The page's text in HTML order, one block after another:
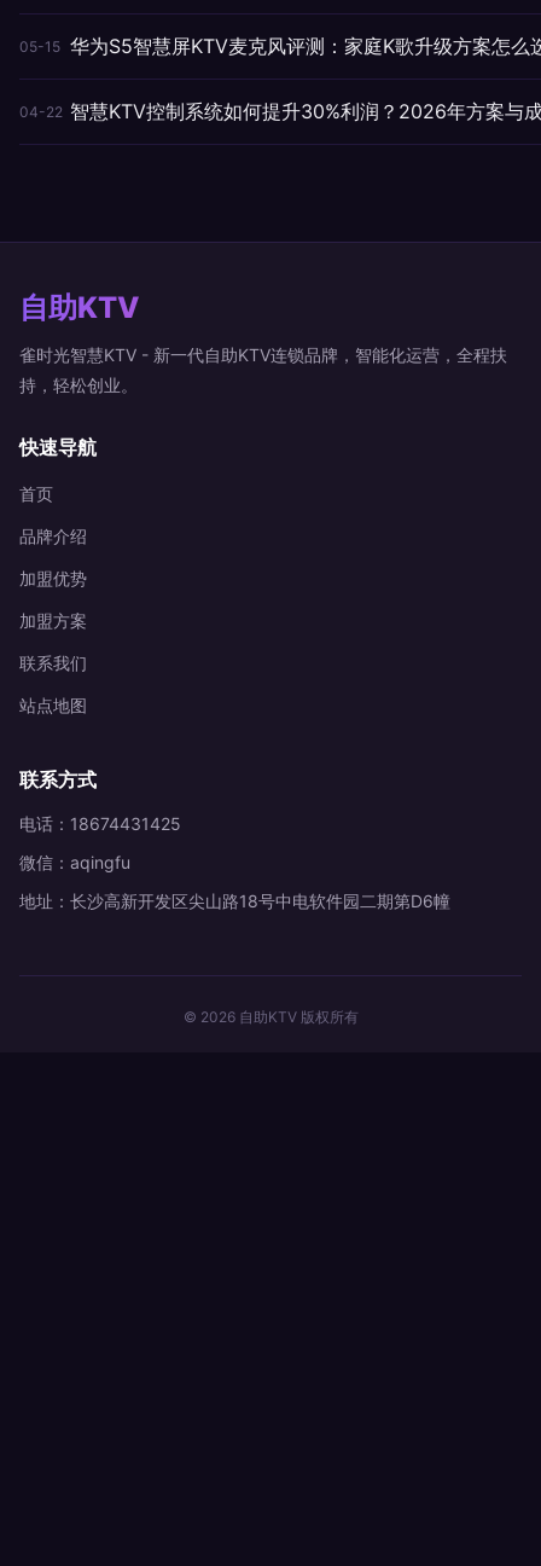
05-15 华为S5智慧屏KTV麦克风评测：家庭K歌升级方案怎么
04-22 智慧KTV控制系统如何提升30%利润？2026年方案与
自助KTV
雀时光智慧KTV - 新一代自助KTV连锁品牌，智能化运营，全程扶
持，轻松创业。
快速导航
首页
品牌介绍
加盟优势
加盟方案
联系我们
站点地图
联系方式
电话：18674431425
微信：aqingfu
地址：长沙高新开发区尖山路18号中电软件园二期第D6幢
© 2026 自助KTV 版权所有